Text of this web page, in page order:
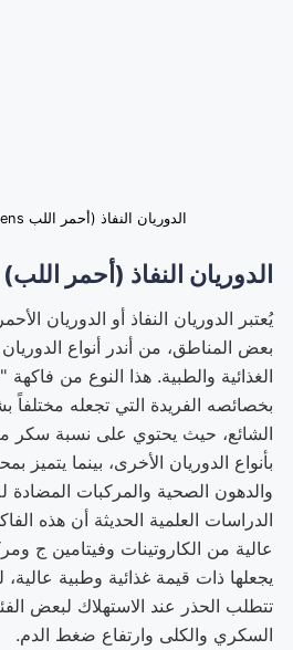
الدوريان النفاذ (أحمر اللب Durio graveolens)
الدوريان النفاذ (أحمر اللب)
يُعتبر الدوريان النفاذ أو الدوريان
بعض المناطق، من أندر أنواع الدوريان
الغذائية والطبية. هذا النوع من فاكهة
بخصائصه الفريدة التي تجعله
الشائع، حيث يحتوي على نسبة سكر
بأنواع الدوريان الأخرى، بينما يتميز
والدهون الصحية والمركبات
الدراسات العلمية الحديثة أن هذه
عالية من الكاروتينات وفيتامين ج
يجعلها ذات قيمة غذائية وطبية
تتطلب الحذر عند الاستهلاك لبعض
السكري والكلى وارتفاع ضغط الدم.